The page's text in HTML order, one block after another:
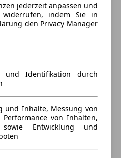
jederzeit anpassen und
indem Sie in
den Privacy Manager
und Identifikation durch
und Inhalte, Messung von
von Inhalten,
sowie Entwicklung und